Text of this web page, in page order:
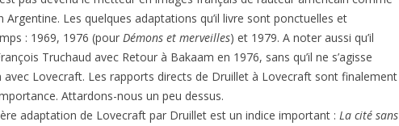
Argentine. Les quelques adaptations qu’il livre sont ponctuelles et
: 1969, 1976 (pour Démons et merveilles) et 1979. A noter aussi qu’il
Truchaud avec Retour à Bakaam en 1976, sans qu’il ne s’agisse
avec Lovecraft. Les rapports directs de Druillet à Lovecraft sont finalement
Attardons-nous un peu dessus.
adaptation de Lovecraft par Druillet est un indice important : La cité sans